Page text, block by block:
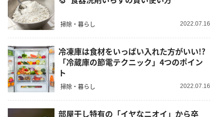
掃除・暮らし 2022.07.16
冷凍庫は食材をいっぱい入れた方がいい!?
「冷蔵庫の節電テクニック」4つのポイン
ト
掃除・暮らし 2022.07.16
部屋干し特有の「イヤなニオイ」から卒